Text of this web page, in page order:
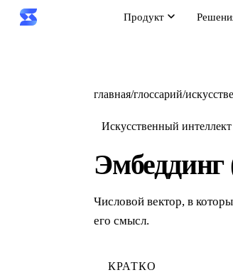
Продукт
главная/глоссарий/
Искусственный интеллект
Эмбеддинг
Числовой вектор, в
его смысл.
КРАТКО